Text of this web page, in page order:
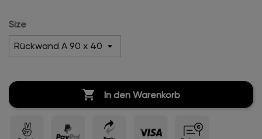
Size
 In den Warenkorb